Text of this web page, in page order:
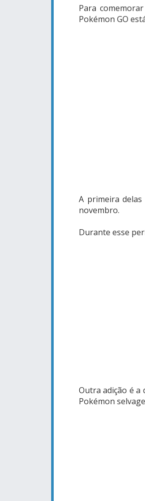
Para
Pokémon GO
A primeira
novembro.
Durante esse
Outra adição é a
Pokémon